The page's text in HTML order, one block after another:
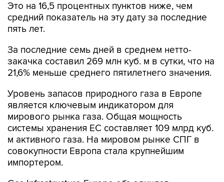
Это на 16,5 процентных пунктов ниже, чем
средний показатель на эту дату за последние
пять лет.
За последние семь дней в среднем нетто-
закачка составил 269 млн куб. м в сутки, что на
21,6% меньше среднего пятилетнего значения.
Уровень запасов природного газа в Европе
является ключевым индикатором для
мирового рынка газа. Общая мощность
системы хранения ЕС составляет 109 млрд куб.
м активного газа. На мировом рынке СПГ в
совокупности Европа стала крупнейшим
импортером.